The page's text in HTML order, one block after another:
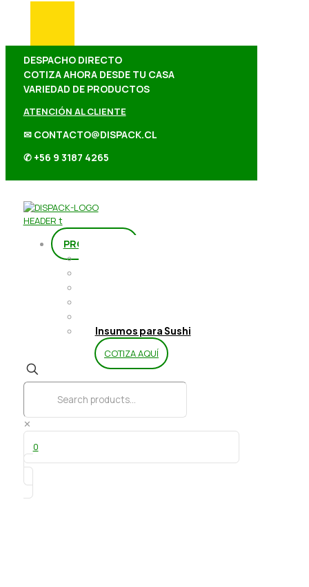
DESPACHO DIRECTO
COTIZA AHORA DESDE TU CASA
VARIEDAD DE PRODUCTOS
ATENCIÓN AL CLIENTE
✉ CONTACTO@DISPACK.CL
✆ +56 9 3187 4265
PRODUCTOS
Insumos para Sushi
COTIZA AQUÍ
✕
0